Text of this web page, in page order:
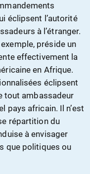
éclipsent l’autorité
à l’étranger.
préside un
effectivement la
en Afrique.
éclipsent
tout ambassadeur
pays africain. Il n’est
répartition du
à envisager
que politiques ou